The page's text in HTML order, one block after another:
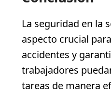
La seguridad en la
aspecto crucial
accidentes y
trabajadores
tareas de manera